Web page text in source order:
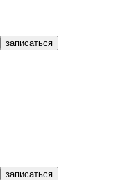
записаться
записаться